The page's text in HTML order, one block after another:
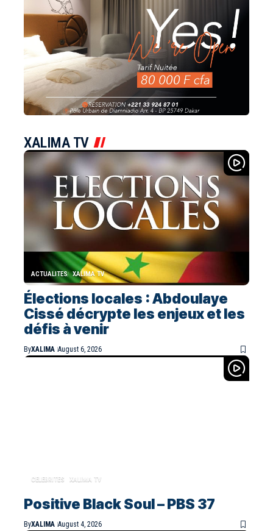
XALIMA TV
ACTUALITES XALIMA TV
Élections locales : Abdoulaye
Cissé décrypte les enjeux et les
défis à venir
ByXALIMA August 6, 2026
CELEBRITES XALIMA TV
Positive Black Soul – PBS 37
ByXALIMA August 4, 2026